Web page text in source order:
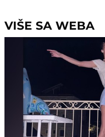
VIŠE SA WEBA